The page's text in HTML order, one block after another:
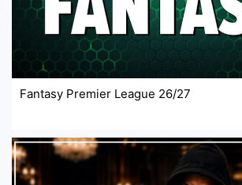
Fantasy Premier League 26/27